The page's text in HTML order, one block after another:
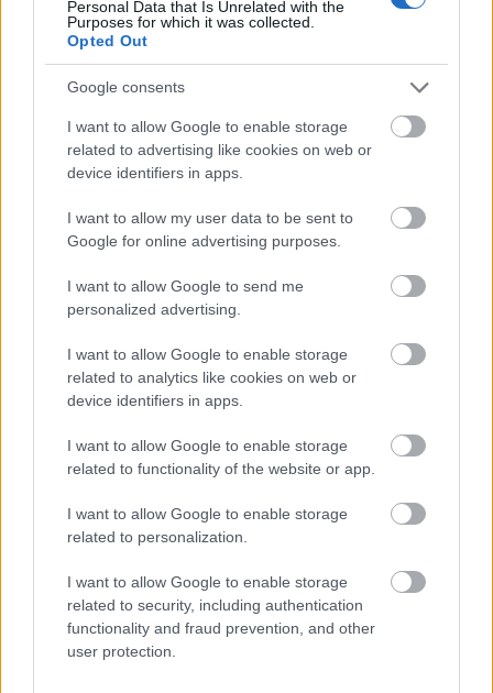
Personal Data that Is Unrelated with the
Purposes for which it was collected.
Opted Out
Google consents
I want to allow Google to enable storage
related to advertising like cookies on web or
device identifiers in apps.
I want to allow my user data to be sent to
Google for online advertising purposes.
I want to allow Google to send me
personalized advertising.
I want to allow Google to enable storage
related to analytics like cookies on web or
device identifiers in apps.
I want to allow Google to enable storage
related to functionality of the website or app.
I want to allow Google to enable storage
related to personalization.
I want to allow Google to enable storage
related to security, including authentication
functionality and fraud prevention, and other
user protection.
3-3-3 rule: Ο κανόνας που θα αλλάξει τον τρόπο
που ντύνεσαι
BEST OF INTERNET